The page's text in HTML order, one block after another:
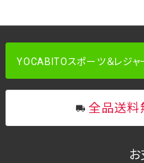
YOCABITOスポーツ＆レジ
全品送料